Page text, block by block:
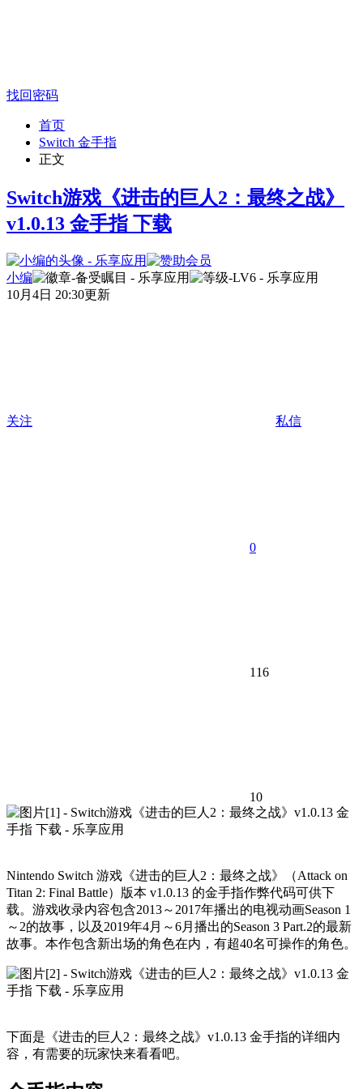
找回密码
首页
Switch 金手指
正文
Switch游戏《进击的巨人2：最终之战》
v1.0.13 金手指 下载
小编
10月4日 20:30更新
关注 私信
0
116
10
Nintendo Switch 游戏《进击的巨人2：最终之战》（Attack on
Titan 2: Final Battle）版本 v1.0.13 的金手指作弊代码可供下
载。游戏收录内容包含2013～2017年播出的电视动画Season 1
～2的故事，以及2019年4月～6月播出的Season 3 Part.2的最新
故事。本作包含新出场的角色在内，有超40名可操作的角色。
下面是《进击的巨人2：最终之战》v1.0.13 金手指的详细内
容，有需要的玩家快来看看吧。